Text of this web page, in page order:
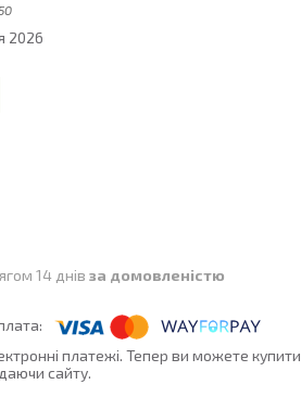
2026
14 днів за домовленістю
платежі. Тепер ви можете купити
сайту.